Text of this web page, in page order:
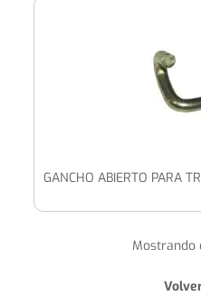
GANCHO ABIERTO PARA
Mostrando